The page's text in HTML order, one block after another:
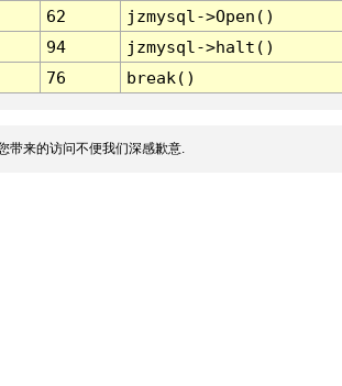
62
jzmysql->Open()
94
jzmysql->halt()
76 break()
带来的访问不便我们深感歉意.